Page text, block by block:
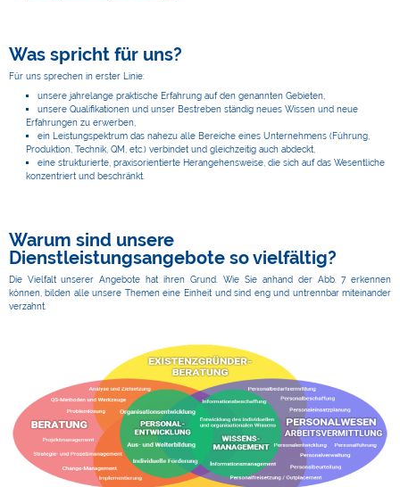
Was spricht für uns?
Für uns sprechen in erster Linie:
unsere jahrelange praktische Erfahrung auf den genannten Gebieten,
unsere Qualifikationen und unser Bestreben ständig neues Wissen und neue
Erfahrungen zu erwerben,
ein Leistungspektrum das nahezu alle Bereiche eines Unternehmens (Führung,
Produktion, Technik, QM, etc.) verbindet und gleichzeitig auch abdeckt,
eine strukturierte, praxisorientierte Herangehensweise, die sich auf das Wesentliche
konzentriert und beschränkt.
Warum sind unsere
Dienstleistungsangebote so vielfältig?
Die Vielfalt unserer Angebote hat ihren Grund. Wie Sie anhand der Abb. 7 erkennen
können, bilden alle unsere Themen eine Einheit und sind eng und untrennbar miteinander
verzahnt.